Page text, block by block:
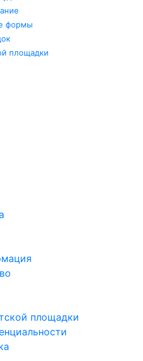
формы
площадки
площадки